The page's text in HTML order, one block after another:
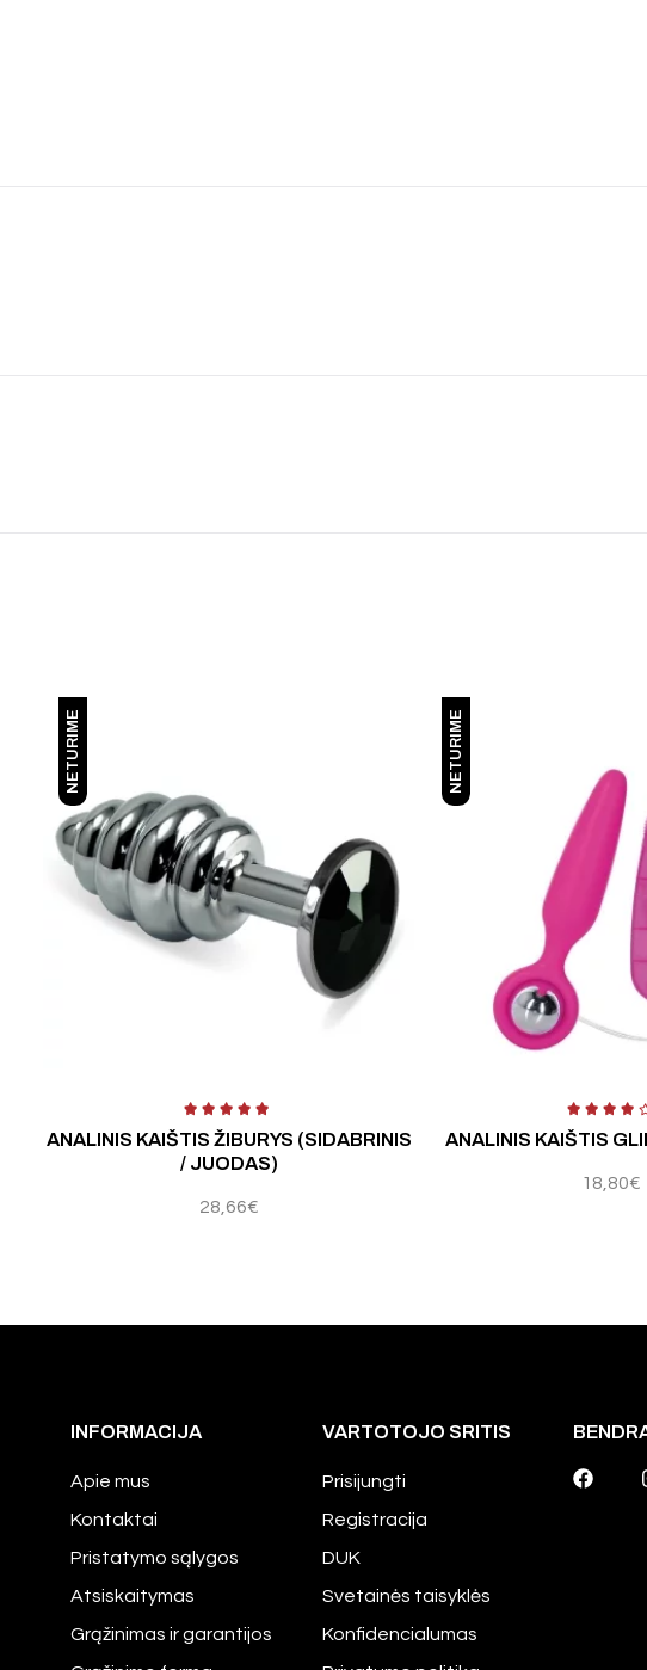
NETURIME
ANALINIS KAIŠTIS ŽIBURYS (SIDABRINIS
/ JUODAS)
28,66€
NETURIME
ANALINIS KAIŠTIS
18,80€
Įvertinimas:
INFORMACIJA
Apie mus
Kontaktai
Pristatymo sąlygos
Atsiskaitymas
Grąžinimas ir garantijos
VARTOTOJO SRITIS
Prisijungti
Registracija
DUK
Svetainės taisyklės
Konfidencialumas